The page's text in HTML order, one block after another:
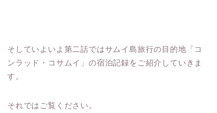
そしていよいよ第二話ではサムイ島旅行の目的地「コ
ンラッド・コサムイ」の宿泊記録をご紹介していきま
す。
それではご覧ください。